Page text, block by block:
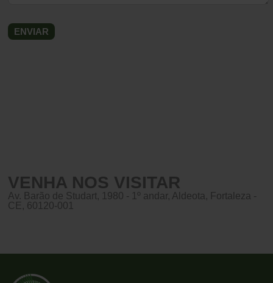
VENHA NOS VISITAR
Av. Barão de Studart, 1980 - 1º andar, Aldeota, Fortaleza -
CE, 60120-001